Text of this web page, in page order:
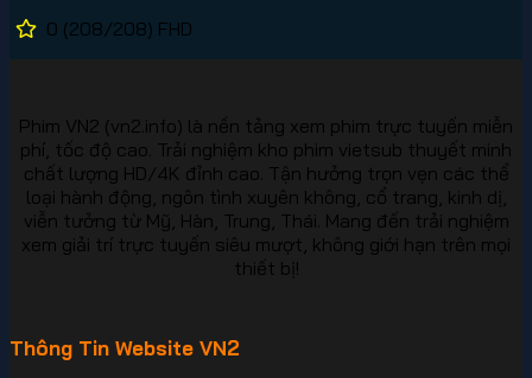
0 (208/208) FHD
Phim VN2 (vn2.info) là nền tảng xem phim trực tuyến miễn
phí, tốc độ cao. Trải nghiệm kho phim vietsub thuyết minh
chất lượng HD/4K đỉnh cao. Tận hưởng trọn vẹn các thể
loại hành động, ngôn tình xuyên không, cổ trang, kinh dị,
viễn tưởng từ Mỹ, Hàn, Trung, Thái. Mang đến trải nghiệm
xem giải trí trực tuyến siêu mượt, không giới hạn trên mọi
thiết bị!
Thông Tin Website VN2